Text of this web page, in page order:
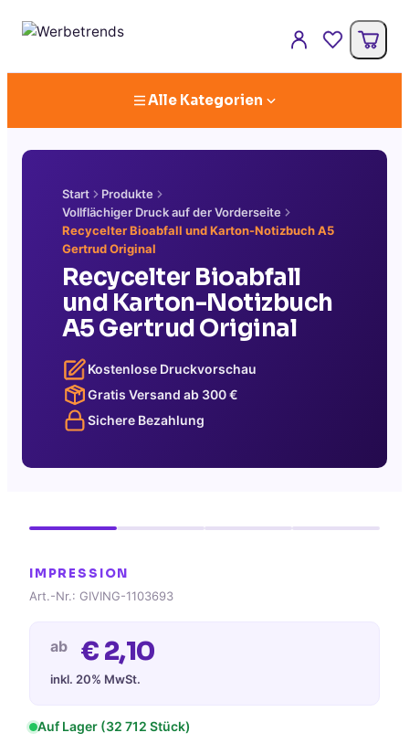
Alle Kategorien
Start
Produkte
Vollflächiger Druck auf der Vorderseite
Recycelter Bioabfall und Karton-Notizbuch A5
Gertrud Original
Recycelter Bioabfall
und Karton-Notizbuch
A5 Gertrud Original
Kostenlose Druckvorschau
Gratis Versand ab 300€
Sichere Bezahlung
IMPRESSION
Art.-Nr.: GIVING-1103693
ab € 2,10
inkl. 20% MwSt.
Auf Lager (32 712 Stück)